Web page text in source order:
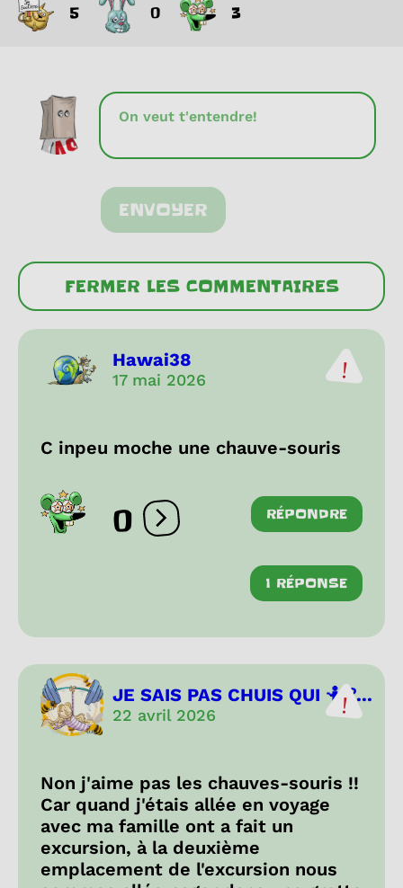
5 0 3
ENVOYER
FERMER LES COMMENTAIRES
Hawai38
17 mai 2026
C inpeu moche une chauve-souris
0 Ouvrir les réactions
RÉPONDRE
1 RÉPONSE
JE SAIS PAS CHUIS QUI 🤷⁉...
22 avril 2026
Non j'aime pas les chauves-souris !!
Car quand j'étais allée en voyage
avec ma famille ont a fait un
excursion, à la deuxième
emplacement de l'excursion nous